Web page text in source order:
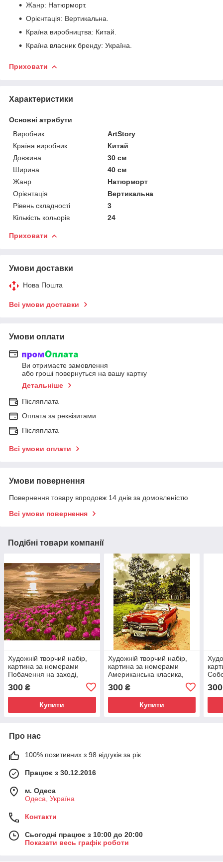
Жанр: Натюрморт.
Орієнтація: Вертикальна.
Країна виробництва: Китай.
Країна власник бренду: Україна.
Приховати
Характеристики
Основні атрибути
Виробник
ArtStory
Країна виробник
Китай
Довжина
30 см
Ширина
40 см
Жанр
Натюрморт
Орієнтація
Вертикальна
Рівень складності
3
Кількість кольорів
24
Приховати
Умови доставки
Нова Пошта
Всі умови доставки
Умови оплати
Ви отримаєте замовлення
або гроші повернуться на вашу картку
Детальніше
Післяплата
Оплата за реквізитами
Післяплата
Всі умови оплати
Умови повернення
Повернення товару впродовж 14 днів за домовленістю
Всі умови повернення
Подібні товари компанії
Художній творчий набір,
картина за номерами
Побачення на заході,
(AS0191)
300 ₴
Купити
Художній творчий набір,
картина за номерами
Американська класика,
(AS0526)
300₴
Купити
300
Про нас
100% позитивних з 98 відгуків за рік
Працює з 30.12.2016
м. Одеса
Одеса, Україна
Контакти
Сьогодні працює з 10:00 до 20:00
Показати весь графік роботи